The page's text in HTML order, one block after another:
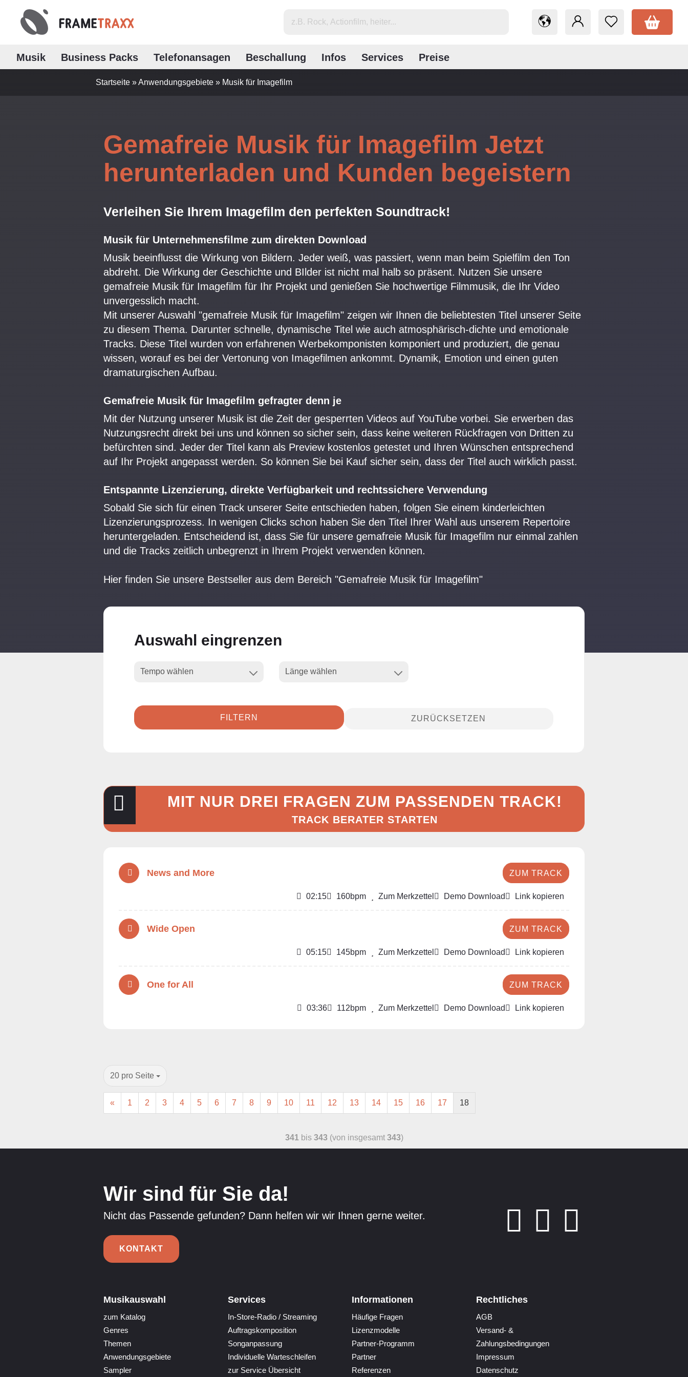
Musik Business Packs Telefonansagen Beschallung Infos Services Preise
Startseite »Anwendungsgebiete » Musik für Imagefilm
Gemafreie Musik für Imagefilm Jetzt
herunterladen und Kunden begeistern
Verleihen Sie Ihrem Imagefilm den perfekten Soundtrack!
Musik für Unternehmensfilme zum direkten Download
Musik beeinflusst die Wirkung von Bildern. Jeder weiß, was passiert, wenn man beim Spielfilm den Ton
abdreht. Die Wirkung der Geschichte und BIlder ist nicht mal halb so präsent. Nutzen Sie unsere
gemafreie Musik für Imagefilm für Ihr Projekt und genießen Sie hochwertige Filmmusik, die Ihr Video
unvergesslich macht.
Mit unserer Auswahl "gemafreie Musik für Imagefilm" zeigen wir Ihnen die beliebtesten Titel unserer Seite
zu diesem Thema. Darunter schnelle, dynamische Titel wie auch atmosphärisch-dichte und emotionale
Tracks. Diese Titel wurden von erfahrenen Werbekomponisten komponiert und produziert, die genau
wissen, worauf es bei der Vertonung von Imagefilmen ankommt. Dynamik, Emotion und einen guten
dramaturgischen Aufbau.
Gemafreie Musik für Imagefilm gefragter denn je
Mit der Nutzung unserer Musik ist die Zeit der gesperrten Videos auf YouTube vorbei. Sie erwerben das
Nutzungsrecht direkt bei uns und können so sicher sein, dass keine weiteren Rückfragen von Dritten zu
befürchten sind. Jeder der Titel kann als Preview kostenlos getestet und Ihren Wünschen entsprechend
auf Ihr Projekt angepasst werden. So können Sie bei Kauf sicher sein, dass der Titel auch wirklich passt.
Entspannte Lizenzierung, direkte Verfügbarkeit und rechtssichere Verwendung
Sobald Sie sich für einen Track unserer Seite entschieden haben, folgen Sie einem kinderleichten
Lizenzierungsprozess. In wenigen Clicks schon haben Sie den Titel Ihrer Wahl aus unserem Repertoire
heruntergeladen. Entscheidend ist, dass Sie für unsere gemafreie Musik für Imagefilm nur einmal zahlen
und die Tracks zeitlich unbegrenzt in Ihrem Projekt verwenden können.
Hier finden Sie unsere Bestseller aus dem Bereich "Gemafreie Musik für Imagefilm"
FILTERN ZURÜCKSETZEN
MIT NUR DREI FRAGEN ZUM PASSENDEN TRACK!
TRACK BERATER STARTEN
News and More
02:15 160bpm Zum Merkzettel Demo Download Link kopieren
ZUM TRACK
Wide Open
05:15 145bpm Zum Merkzettel Demo Download Link kopieren
ZUM TRACK
One for All
03:36 112bpm Zum Merkzettel Demo Download Link kopieren
ZUM TRACK
20 pro Seite
« 1 2 3 4 5 6 7 8 9 10 11 12 13 14 15 16 17 18
341bis 343(von insgesamt 343)
Wir sind für Sie da!
Nicht das Passende gefunden? Dann helfen wir wir Ihnen gerne weiter.
KONTAKT
Musikauswahl
zum Katalog
Genres
Themen
Anwendungsgebiete
Sampler
Services
In-Store-Radio / Streaming
Auftragskomposition
Songanpassung
Individuelle Warteschleifen
zur Service Übersicht
Informationen
Häufige Fragen
Lizenzmodelle
Partner-Programm
Partner
Referenzen
Rechtliches
AGB
Versand- &
Zahlungsbedingungen
Impressum
Datenschutz